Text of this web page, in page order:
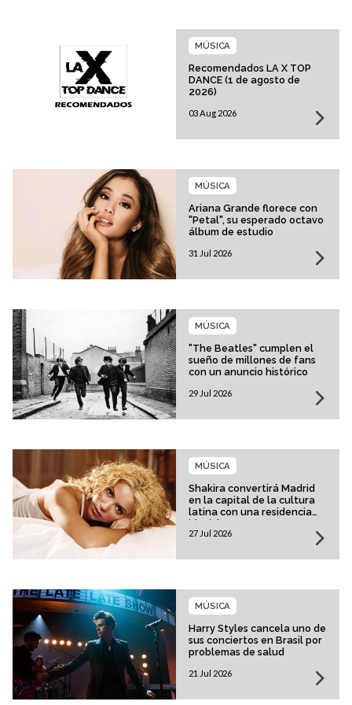
Recomendados LA X TOP
DANCE (1 de agosto de
2026)
MÚSICA
03 Aug 2026
Ariana Grande florece con
"Petal", su esperado octavo
álbum de estudio
MÚSICA
31 Jul 2026
"The Beatles" cumplen el
sueño de millones de fans
con un anuncio histórico
MÚSICA
29 Jul 2026
Shakira convertirá Madrid
en la capital de la cultura
latina con una residencia
histórica
MÚSICA
27 Jul 2026
Harry Styles cancela uno de
sus conciertos en Brasil por
problemas de salud
MÚSICA
21 Jul 2026